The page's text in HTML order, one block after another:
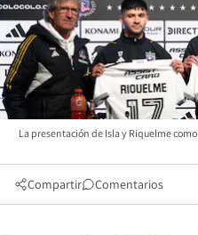
La presentación de Isla y Riquelme
Compartir Comentarios